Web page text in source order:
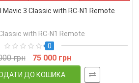
Mavic 3 Classic with RC-N1 Remote
with RC-N1 Remote
0
грн 75 000 грн
ДО КОШИКА